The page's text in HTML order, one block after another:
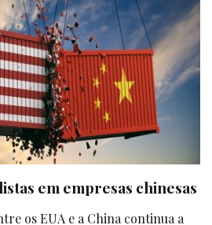
em empresas chinesas
os EUA e a China continua a